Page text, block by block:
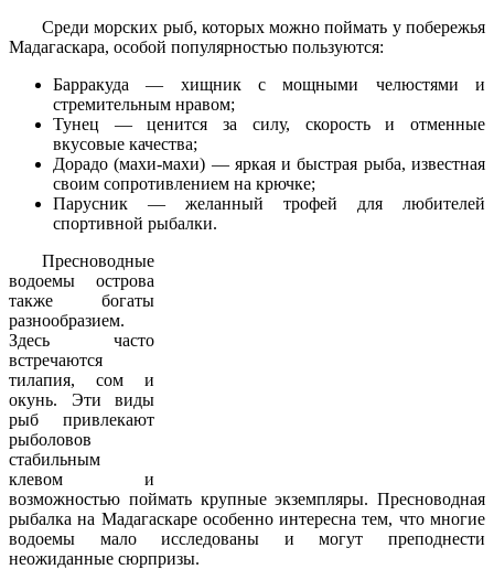
Среди морских рыб, которых можно поймать у побережья
Мадагаскара, особой популярностью пользуются:
Барракуда — хищник с мощными челюстями и
стремительным нравом;
Тунец — ценится за силу, скорость и отменные
вкусовые качества;
Дорадо (махи-махи) — яркая и быстрая рыба, известная
своим сопротивлением на крючке;
Парусник — желанный трофей для любителей
спортивной рыбалки.
Пресноводные
водоемы острова
также богаты
разнообразием.
Здесь часто
встречаются
тилапия, сом и
окунь. Эти виды
рыб привлекают
рыболовов
стабильным
клевом и
возможностью поймать крупные экземпляры. Пресноводная
рыбалка на Мадагаскаре особенно интересна тем, что многие
водоемы мало исследованы и могут преподнести
неожиданные сюрпризы.